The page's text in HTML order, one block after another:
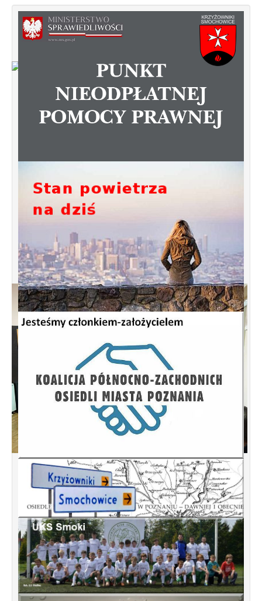
Od 1 stycznia 2023 roku zmiany w
funkcjonowaniu linii autobusowych
kursujących na Krzyżowniki-Smochowice
Spotkanie informacyjne w sprawie
budowy ulic Łebska, Łagowska,
Kociewska, Żukowska